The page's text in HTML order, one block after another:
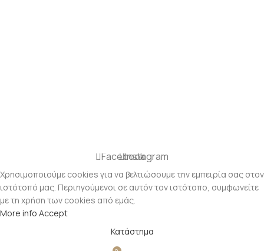
FacebookInstagram
Χρησιμοποιούμε cookies για να βελτιώσουμε την εμπειρία σας στον
ιστότοπό μας. Περιηγούμενοι σε αυτόν τον ιστότοπο, συμφωνείτε
με τη χρήση των cookies από εμάς.
More info Accept
Κατάστημα